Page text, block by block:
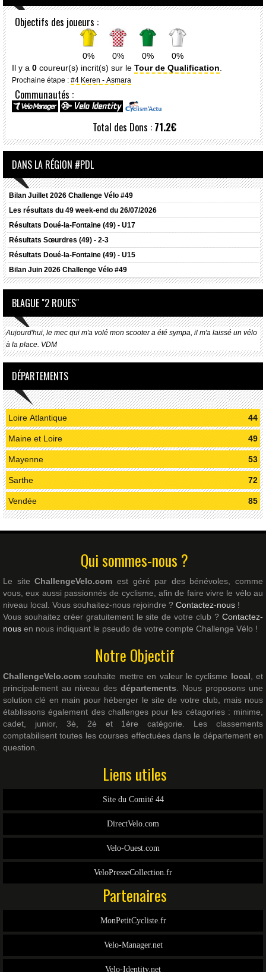
Objectifs des joueurs :
0% 0% 0%
0%
Il y a 0 coureur(s) incrit(s) sur le Tour de Qualification.
Prochaine étape : #4 Keren - Asmara
Communautés :
Total des Dons : 71.2€
DANS LA RÉGION #PDL
Bilan Juillet 2026 Challenge Vélo #49
Les résultats du 49 week-end du 26/07/2026
Résultats Doué-la-Fontaine (49) - U17
Résultats Sœurdres (49) - 2-3
Résultats Doué-la-Fontaine (49) - U15
Bilan Juin 2026 Challenge Vélo #49
BLAGUE "2 ROUES"
Aujourd'hui, le mec qui m'a volé mon scooter a été sympa, il m'a laissé un vélo
à la place. VDM
DÉPARTEMENTS
Loire Atlantique 44
Maine et Loire 49
Mayenne 53
Sarthe 72
Vendée 85
Qui sommes-nous ?
Le siteChallengeVelo.com est géré par des bénévoles, comme
vous, eux aussi passionnés de cyclisme, afin de faire vivre le vélo au
niveau local. Vous souhaitez-nous rejoindre ? Contactez-nous !
Vous souhaitez créer gratuitement le site de votre club ? Contactez-
nous en nous indiquant le pseudo de votre compte Challenge Vélo !
Notre Objectif
ChallengeVelo.com souhaite mettre en valeur le cyclisme local, et
principalement au niveau des départements. Nous proposons une
solution clé en main pour héberger le site de votre club, mais nous
établissons également des challenges pour les cétagories : minime,
cadet, junior, 3è, 2è et 1ère catégorie. Les classements
comptabilisent toutes les courses effectuées dans le département en
question.
Liens utiles
Site du Comité 44
DirectVelo.com
Velo-Ouest.com
VeloPresseCollection.fr
Partenaires
MonPetitCycliste.fr
Velo-Manager.net
Velo-Identity.net